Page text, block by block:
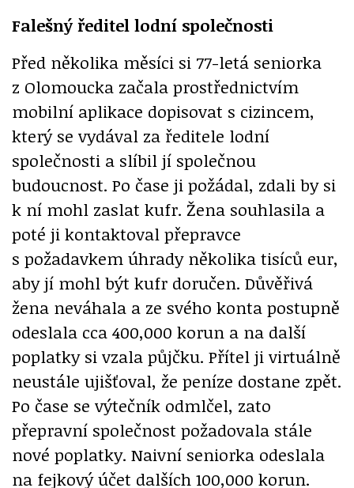
Falešný ředitel lodní společnosti
Před několika měsíci si 77-letá seniorka
z Olomoucka začala prostřednictvím
mobilní aplikace dopisovat s cizincem,
který se vydával za ředitele lodní
společnosti a slíbil jí společnou
budoucnost. Po čase ji požádal, zdali by si
k ní mohl zaslat kufr. Žena souhlasila a
poté ji kontaktoval přepravce
s požadavkem úhrady několika tisíců eur,
aby jí mohl být kufr doručen. Důvěřivá
žena neváhala a ze svého konta postupně
odeslala cca 400,000 korun a na další
poplatky si vzala půjčku. Přítel ji virtuálně
neustále ujišťoval, že peníze dostane zpět.
Po čase se výtečník odmlčel, zato
přepravní společnost požadovala stále
nové poplatky. Naivní seniorka odeslala
na fejkový účet dalších 100,000 korun.